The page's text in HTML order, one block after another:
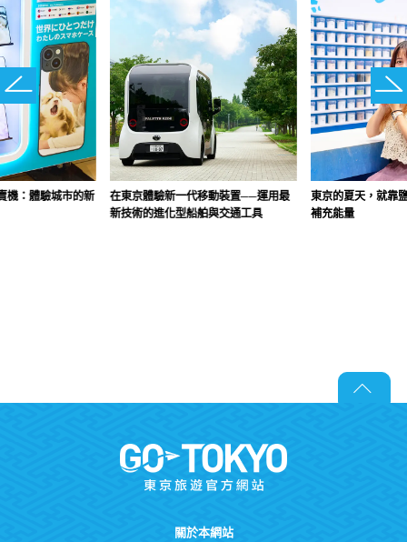
機：體驗城市的新
在東京體驗新一代移動裝置──運用最
新技術的進化型船舶與交通工具
東京的夏天，就靠
補充能量
關於本網站